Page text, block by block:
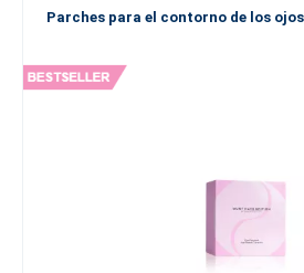
Parches para el contorno de los